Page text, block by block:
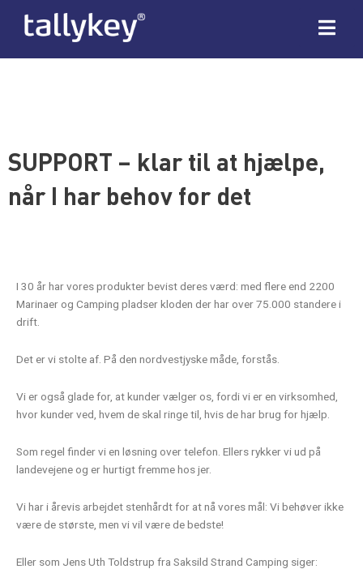
SUPPORT – klar til at hjælpe,
når I har behov for det
I 30 år har vores produkter bevist deres værd: med flere end 2200
Marinaer og Camping pladser kloden der har over 75.000 standere i
drift.
Det er vi stolte af. På den nordvestjyske måde, forstås.
Vi er også glade for, at kunder vælger os, fordi vi er en virksomhed,
hvor kunder ved, hvem de skal ringe til, hvis de har brug for hjælp.
Som regel finder vi en løsning over telefon. Ellers rykker vi ud på
landevejene og er hurtigt fremme hos jer.
Vi har i årevis arbejdet stenhårdt for at nå vores mål: Vi behøver ikke
være de største, men vi vil være de bedste!
Eller som Jens Uth Toldstrup fra Saksild Strand Camping siger: